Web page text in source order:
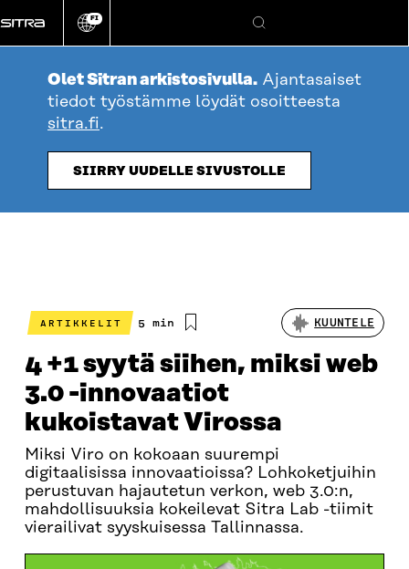
suoraan
sisältöön
Vaihda
kieli
FI
Hae
Olet Sitran arkistosivulla. Ajantasaiset
tiedot työstämme löydät osoitteesta
sitra.fi.
SIIRRY UUDELLE SIVUSTOLLE
ARTIKKELIT
Arvioitu
5 min KUUNTELE
4 +1 syytä siihen, miksi web
3.0 -innovaatiot
kukoistavat Virossa
Miksi Viro on kokoaan suurempi
digitaalisissa innovaatioissa? Lohkoketjuihin
perustuvan hajautetun verkon, web 3.0:n,
mahdollisuuksia kokeilevat Sitra Lab -tiimit
vierailivat syyskuisessa Tallinnassa.